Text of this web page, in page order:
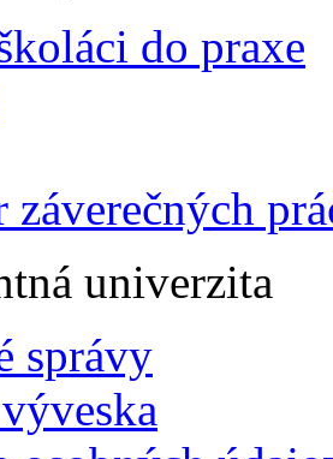
do praxe
záverečných
univerzita
správy